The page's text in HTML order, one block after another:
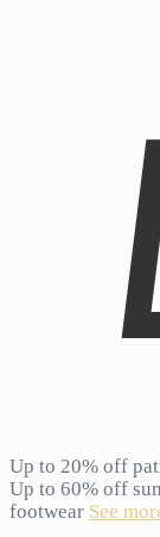
Up to 20% off
Up to 60% off
footwear See